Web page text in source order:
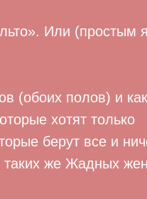
Или (простым
(обоих полов) и
хотят только
берут все и
же Жадных